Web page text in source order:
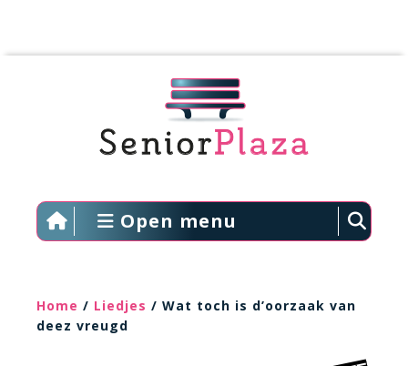
Open menu
Home / Liedjes / Wat toch is d’oorzaak van
deez vreugd